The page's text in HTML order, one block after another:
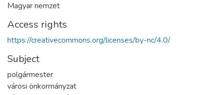
Magyar nemzet
Access rights
https://creativecommons.org/licenses/by-nc/4.0/
Subject
polgármester
városi önkormányzat